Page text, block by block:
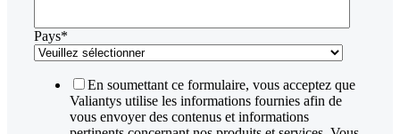
Pays*
En soumettant ce formulaire, vous acceptez que
Valiantys utilise les informations fournies afin de
vous envoyer des contenus et informations